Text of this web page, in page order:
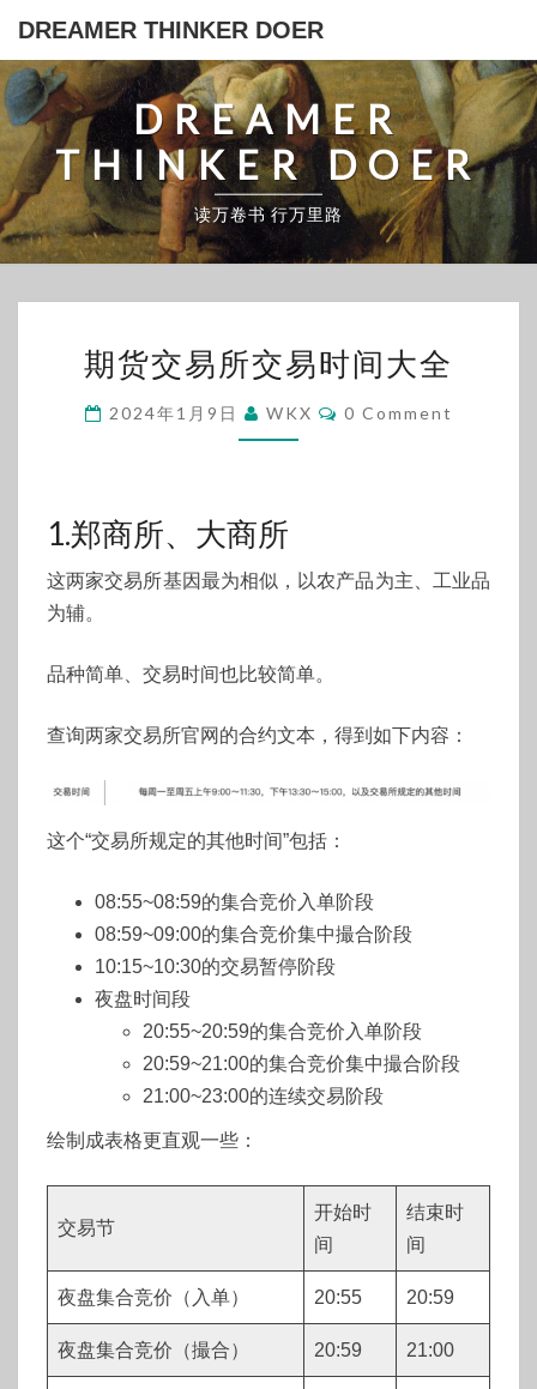
content
DREAMER THINKER DOER
DREAMER
THINKER DOER
读万卷书 行万里路
货
易
间
期货交易所交易时间大全
2024年1月9日 WKX Comments
0 Comment
1.郑商所、大商所
这两家交易所基因最为相似，以农产品为主、工业品
为辅。
品种简单、交易时间也比较简单。
查询两家交易所官网的合约文本，得到如下内容：
这个“交易所规定的其他时间”包括：
08:55~08:59的集合竞价入单阶段
08:59~09:00的集合竞价集中撮合阶段
10:15~10:30的交易暂停阶段
夜盘时间段
20:55~20:59的集合竞价入单阶段
20:59~21:00的集合竞价集中撮合阶段
21:00~23:00的连续交易阶段
绘制成表格更直观一些：
交易节
开始时
间
结束时
间
夜盘集合竞价（入单） 20:55 20:59
夜盘集合竞价（撮合） 20:59 21:00